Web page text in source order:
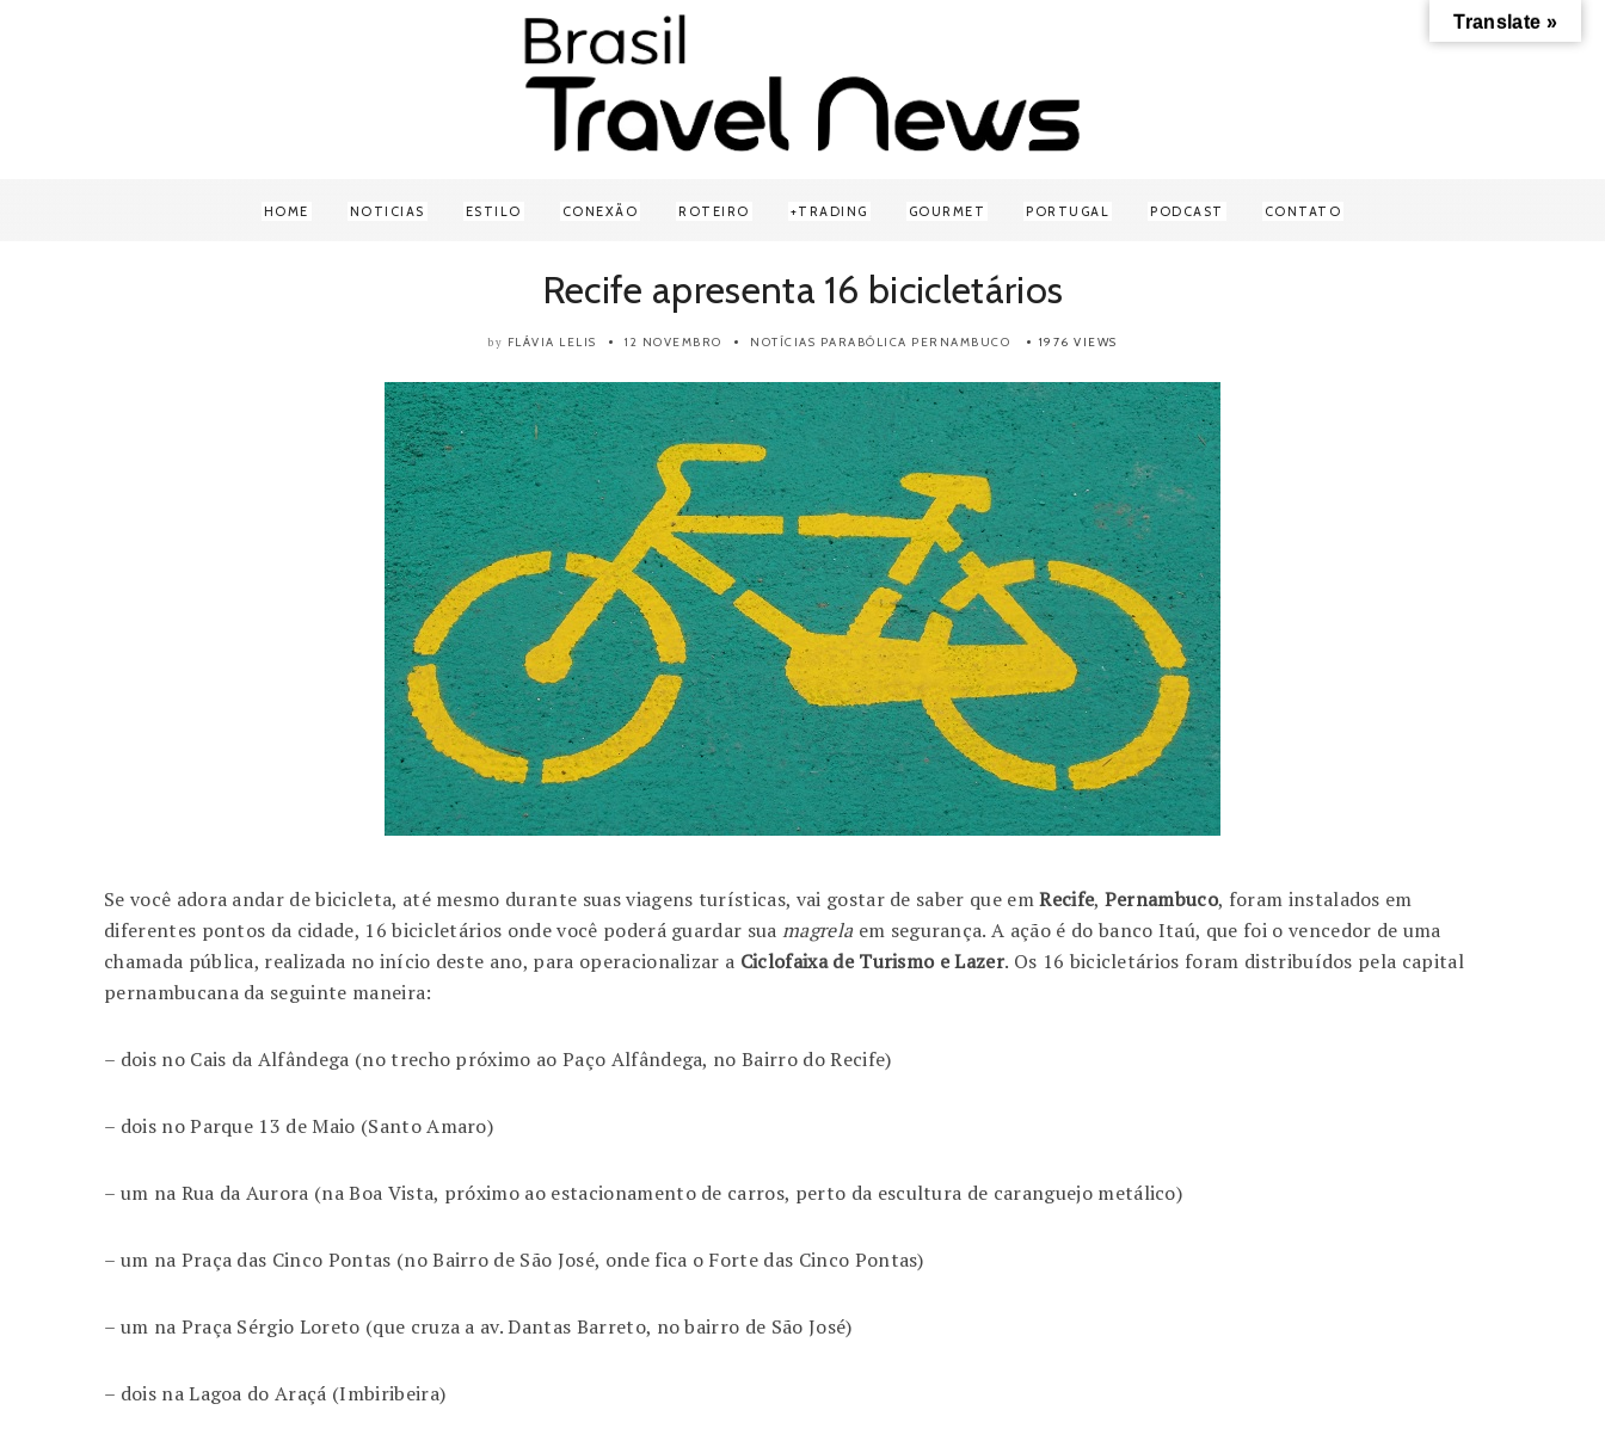
HOME NOTICIAS ESTILO CONEXÃO ROTEIRO TRADING GOURMET PORTUGAL PODCAST CONTATO
Recife apresenta 16 bicicletários
by FLÁVIA LELIS 12 NOVEMBRO NOTÍCIAS PARABÓLICA PERNAMBUCO 1976 VIEWS
Se você adora andar de bicicleta, até mesmo durante suas viagens turísticas, vai gostar de saber que emRecife, Pernambuco, foram instalados em
diferentes pontos da cidade, 16 bicicletários onde você poderá guardar suamagrelaem segurança. A ação é do banco Itaú, que foi o vencedor de uma
chamada pública, realizada no início deste ano, para operacionalizar a Ciclofaixa de Turismo e Lazer. Os 16 bicicletários foram distribuídos pela capital
pernambucana da seguinte maneira:
– dois no Cais da Alfândega (no trecho próximo ao Paço Alfândega, no Bairro do Recife)
– dois no Parque 13 de Maio (Santo Amaro)
– um na Rua da Aurora (na Boa Vista, próximo ao estacionamento de carros, perto da escultura de caranguejo metálico)
– um na Praça das Cinco Pontas (no Bairro de São José, onde fica o Forte das Cinco Pontas)
– um na Praça Sérgio Loreto (que cruza a av. Dantas Barreto, no bairro de São José)
– dois na Lagoa do Araçá (Imbiribeira)
Translate »